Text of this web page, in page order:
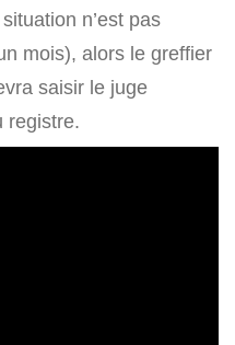
n’est pas
mois), alors le greffier
saisir le juge
registre.